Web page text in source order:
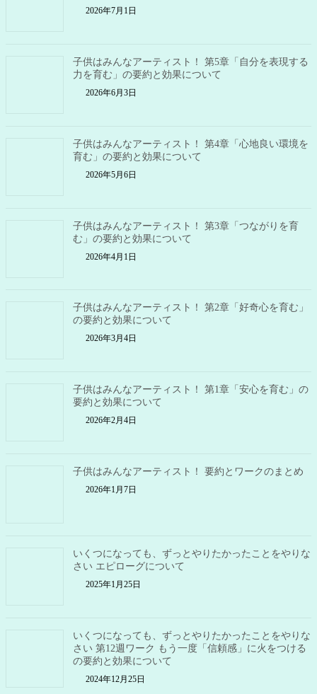
2026年7月1日
子供はみんなアーティスト！ 第5章「自分を表現する
力を育む」の要約と効果について
2026年6月3日
子供はみんなアーティスト！ 第4章「心地良い環境を
育む」の要約と効果について
2026年5月6日
子供はみんなアーティスト！ 第3章「つながりを育
む」の要約と効果について
2026年4月1日
子供はみんなアーティスト！ 第2章「好奇心を育む」
の要約と効果について
2026年3月4日
子供はみんなアーティスト！ 第1章「安心を育む」の
要約と効果について
2026年2月4日
子供はみんなアーティスト！ 要約とワークのまとめ
2026年1月7日
いくつになっても、ずっとやりたかったことをやりな
さい エピローグについて
2025年1月25日
いくつになっても、ずっとやりたかったことをやりな
さい 第12週ワーク もう一度「信頼感」に火をつける
の要約と効果について
2024年12月25日